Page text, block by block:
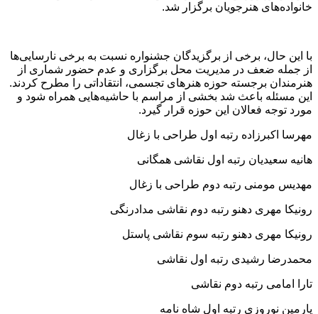
خانواده‌های هنرجویان برگزار شد.
با این حال، برخی از برگزیدگان جشنواره نسبت به برخی نارسایی‌ها
از جمله ضعف در مدیریت محل برگزاری و عدم حضور شماری از
هنرمندان برجسته حوزه هنرهای تجسمی، انتقاداتی را مطرح کردند.
این مسئله باعث شد بخشی از مراسم با حاشیه‌هایی همراه شود و
مورد توجه فعالان این حوزه قرار گیرد.
مهرسا اکبرزاده رتبه اول طراحی با زغال
هانیه سعیدیان رتبه اول نقاشی همگانی
مهدیس مومنی رتبه دوم طراحی با زغال
رونیکا مهری دهنو رتبه دوم نقاشی مدادرنگی
رونیکا مهری دهنو رتبه سوم نقاشی پاستل
محمدرضا رشیدی رتبه اول نقاشی
تارا امامی رتبه دوم نقاشی
پارمین نوروزی رتبه اول شاه نامه